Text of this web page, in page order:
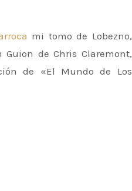
mi tomo de Lobezno,
de Chris Claremont,
de «El Mundo de Los